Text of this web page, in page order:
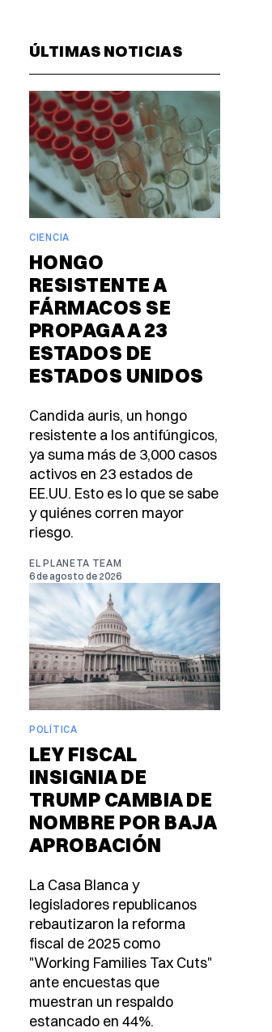
ÚLTIMAS NOTICIAS
CIENCIA
HONGO
RESISTENTE A
FÁRMACOS SE
PROPAGA A 23
ESTADOS DE
ESTADOS UNIDOS
Candida auris, un hongo
resistente a los antifúngicos,
ya suma más de 3,000 casos
activos en 23 estados de
EE.UU. Esto es lo que se sabe
y quiénes corren mayor
riesgo.
EL PLANETA TEAM
6 de agosto de 2026
POLÍTICA
LEY FISCAL
INSIGNIA DE
TRUMP CAMBIA DE
NOMBRE POR BAJA
APROBACIÓN
La Casa Blanca y
legisladores republicanos
rebautizaron la reforma
fiscal de 2025 como
"Working Families Tax Cuts"
ante encuestas que
muestran un respaldo
estancado en 44%.